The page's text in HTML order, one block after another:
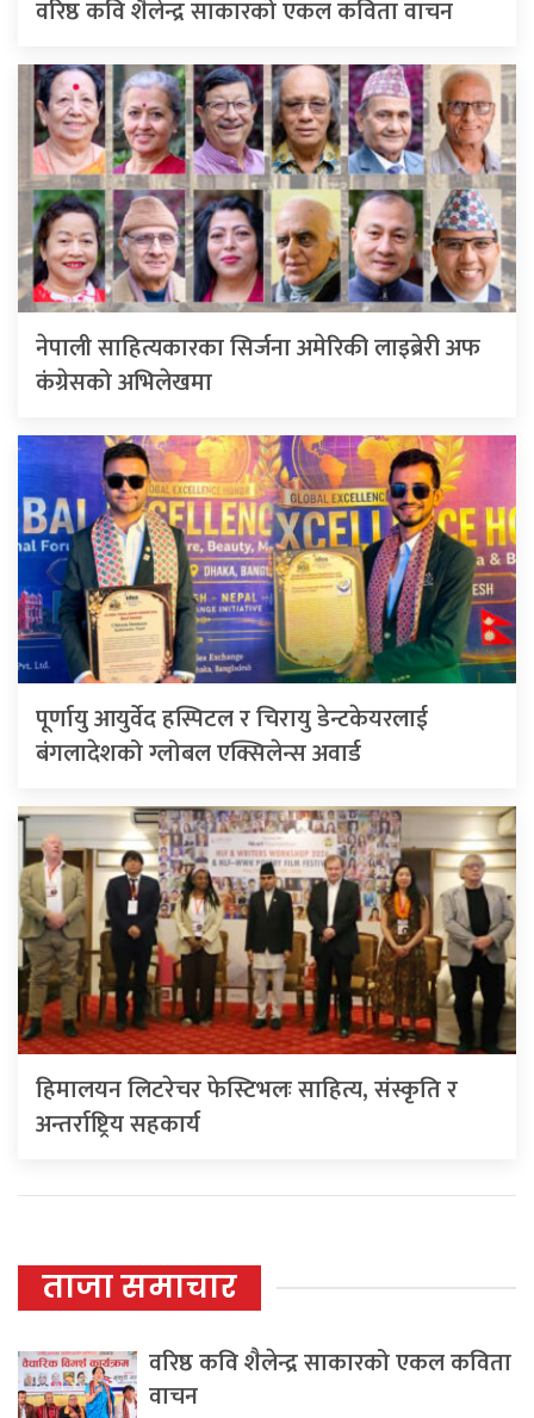
वरिष्ठ कवि शैलेन्द्र साकारको एकल कविता वाचन
नेपाली साहित्यकारका सिर्जना अमेरिकी लाइब्रेरी अफ
कंग्रेसको अभिलेखमा
पूर्णायु आयुर्वेद हस्पिटल र चिरायु डेन्टकेयरलाई
बंगलादेशको ग्लोबल एक्सिलेन्स अवार्ड
हिमालयन लिटरेचर फेस्टिभलः साहित्य, संस्कृति र
अन्तर्राष्ट्रिय सहकार्य
ताजा समाचार
वरिष्ठ कवि शैलेन्द्र साकारको एकल कविता
वाचन